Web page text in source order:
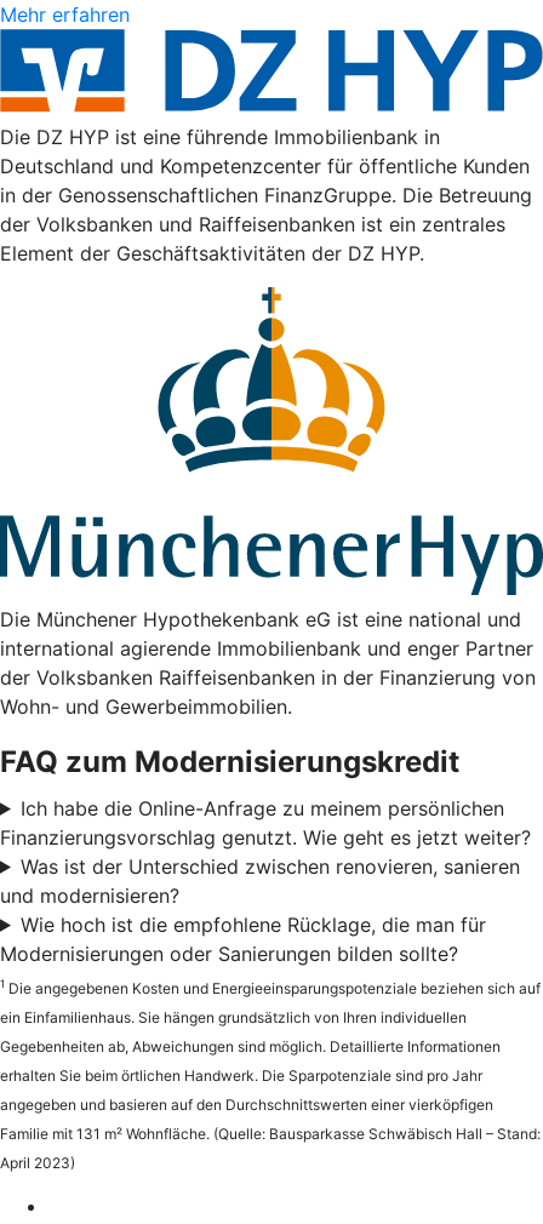
Mehr erfahren
Die DZ HYP ist eine führende Immobilienbank in
Deutschland und Kompetenzcenter für öffentliche Kunden
in der Genossenschaftlichen FinanzGruppe. Die Betreuung
der Volksbanken und Raiffeisenbanken ist ein zentrales
Element der Geschäftsaktivitäten der DZ HYP.
Die Münchener Hypothekenbank eG ist eine national und
international agierende Immobilienbank und enger Partner
der Volksbanken Raiffeisenbanken in der Finanzierung von
Wohn- und Gewerbeimmobilien.
FAQ zum Modernisierungskredit
Ich habe die Online-Anfrage zu meinem persönlichen
Finanzierungsvorschlag genutzt. Wie geht es jetzt weiter?
Was ist der Unterschied zwischen renovieren, sanieren
und modernisieren?
Wie hoch ist die empfohlene Rücklage, die man für
Modernisierungen oder Sanierungen bilden sollte?
1 Die angegebenen Kosten und Energieeinsparungspotenziale beziehen sich auf
ein Einfamilienhaus. Sie hängen grundsätzlich von Ihren individuellen
Gegebenheiten ab, Abweichungen sind möglich. Detaillierte Informationen
erhalten Sie beim örtlichen Handwerk. Die Sparpotenziale sind pro Jahr
angegeben und basieren auf den Durchschnittswerten einer vierköpfigen
Familie mit 131 m² Wohnfläche. (Quelle: Bausparkasse Schwäbisch Hall – Stand:
April 2023)